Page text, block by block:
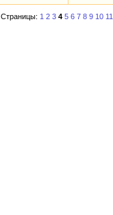
Страницы: 1 2 3 4 5 6 7 8 9 10 11